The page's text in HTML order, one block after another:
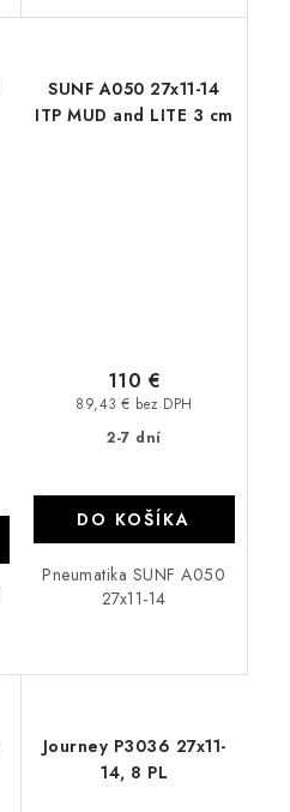
SUNF A050 27x11-14
ITP MUD and LITE 3 cm
2-7 dní
89,43 € bez DPH
110 €
DO KOŠÍKA
Pneumatika SUNF A050
27x11-14
Journey P3036 27x11-
14, 8 PL